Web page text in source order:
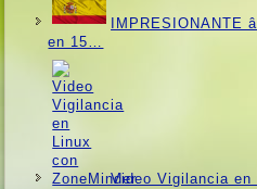
IMPRESIONANTE
en 15…
Video Vigilancia en